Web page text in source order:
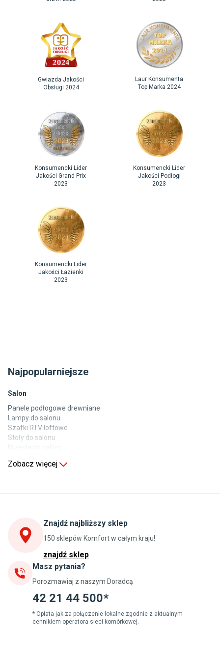
Gwiazda Jakości
Obsługi 2024
Laur Konsumenta
Top Marka 2024
Konsumencki Lider
Jakości Grand Prix
2023
Konsumencki Lider
Jakości Podłogi
2023
Konsumencki Lider
Jakości Łazienki
2023
Najpopularniejsze
Salon
Panele podłogowe drewniane
Lampy do salonu
Szafki RTV loftowe
Stoły do salonu
Stoły do kuchni
Szafki kuchenne wiszące (górne)
Szafki pod zlewozmywak
Blaty kuchenne laminowane
Jadalnia
Stoły do jadalni
Krzesła do jadalni
Dywany szare
Lampy w stylu loftowym
Lampy wiszące do jadalni
Zobacz więcej
Znajdź najbliższy sklep
150 sklepów Komfort w całym kraju!
znajdź sklep
Masz pytania?
Porozmawiaj z naszym Doradcą
42 21 44 500*
* Opłata jak za połączenie lokalne zgodnie z aktualnym
cennikiem operatora sieci komórkowej.